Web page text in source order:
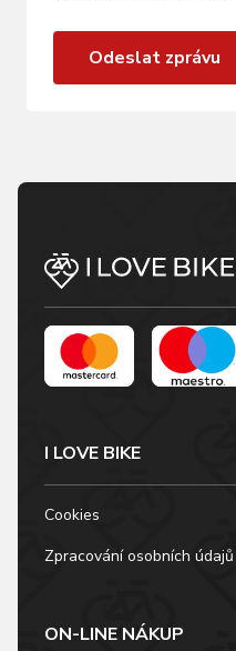
Odeslat zprávu
I LOVE BIKE
Cookies
Zpracování osobních údajů
ON-LINE NÁKUP